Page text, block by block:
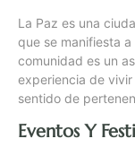
La Paz es una
que se manifiesta
comunidad es un
experiencia de
sentido de
Eventos Y